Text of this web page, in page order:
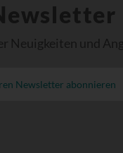
Neuigkeiten und